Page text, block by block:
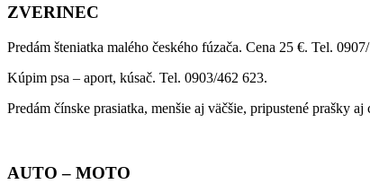
ZVERINEC
Predám šteniatka malého českého fúzača. Cena 25 €. Tel.
Kúpim psa – aport, kúsač. Tel. 0903/462 623.
Predám čínske prasiatka, menšie aj väčšie, pripustené prašky
AUTO – MOTO